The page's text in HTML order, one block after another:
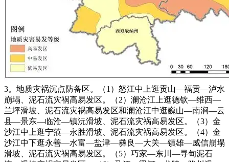
3。地质灾祸沉点防备区。（1）怒江中上逛贡山—福贡—泸水
崩塌、泥石流灾祸高易发区。（2）澜沧江上逛德钦—维西—
兰坪滑坡、泥石流灾祸高易发区和澜沧江中逛巍山—南涧—云
县—景东—临沧—镇沅滑坡、泥石流灾祸高易发区。（3）金
沙江中上逛宁蒗—永胜滑坡、泥石流灾祸高易发区。（4）金
沙江中下逛永善—水富—盐津—彝良—大关—镇雄—威信崩塌
滑坡、泥石流灾祸高易发区。（5）巧家—东川—寻甸泥石